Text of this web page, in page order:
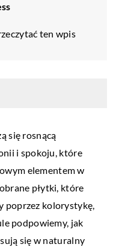
ten wpis
się rosnącą
i spokoju, które
elementem w
płytki, które
poprzez kolorystykę,
podpowiemy, jak
się w naturalny